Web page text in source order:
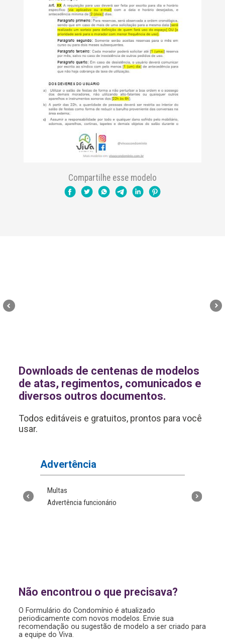
Compartilhe esse modelo
Downloads de centenas de modelos
de atas, regimentos, comunicados e
diversos outros documentos.
Todos editáveis e gratuitos, prontos para você
usar.
Advertência
Multas
Advertência funcionário
Não encontrou o que precisava?
O Formulário do Condomínio é atualizado
periodicamente com novos modelos. Envie sua
recomendação ou sugestão de modelo a ser criado para
a equipe do Viva.